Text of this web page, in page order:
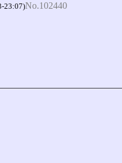
23:07)No.102440